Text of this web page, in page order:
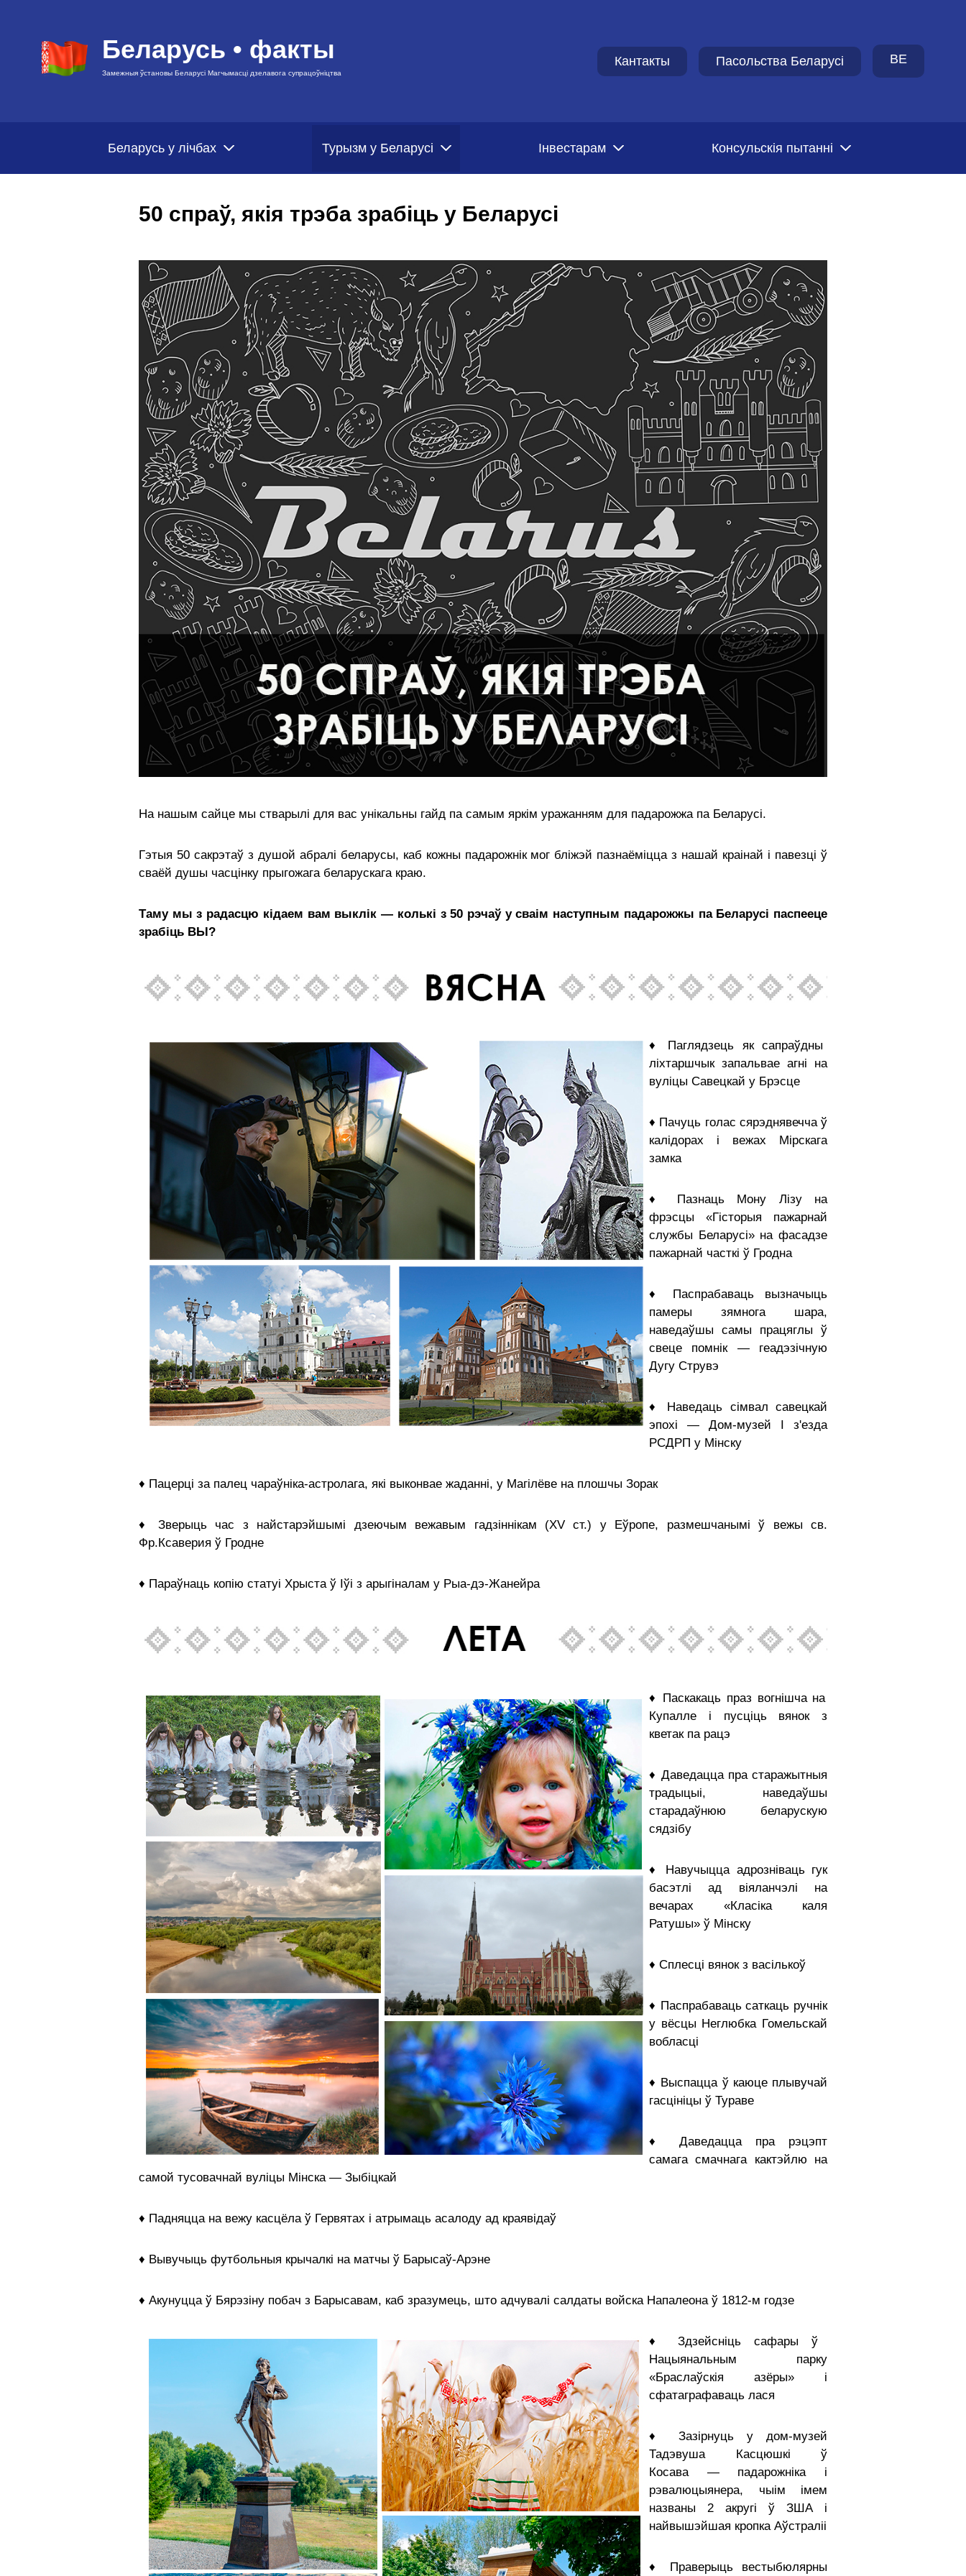
Беларусь • факты
Замежныя ўстановы Беларусі Магчымасці дзелавога супрацоўніцтва
Кантакты Пасольства Беларусi BE
Беларусь у лічбах Турызм у Беларусі Iнвестарам Консульскія пытанні
50 спраў, якія трэба зрабіць у Беларусі
На нашым сайце мы стварылі для вас унікальны гайд па самым яркім уражанням для падарожжа па Беларусі.
Гэтыя 50 сакрэтаў з душой абралі беларусы, каб кожны падарожнік мог бліжэй пазнаёміцца з нашай краінай і павезці ў
сваёй душы часцінку прыгожага беларускага краю.
Таму мы з радасцю кідаем вам выклік — колькі з 50 рэчаў у сваім наступным падарожжы па Беларусі паспееце
зрабіць ВЫ?
♦ Паглядзець як сапраўдны
ліхтаршчык запальвае агні на
вуліцы Савецкай у Брэсце
♦ Пачуць голас сярэднявечча ў
калідорах і вежах Мірскага
замка
♦ Пазнаць Мону Лізу на
фрэсцы «Гісторыя пажарнай
службы Беларусі» на фасадзе
пажарнай часткі ў Гродна
♦ Паспрабаваць вызначыць
памеры зямнога шара,
наведаўшы самы працяглы ў
свеце помнік — геадэзічную
Дугу Струвэ
♦ Наведаць сімвал савецкай
эпохі — Дом-музей I з'езда
РСДРП у Мінску
♦ Пацерці за палец чараўніка-астролага, які выконвае жаданні, у Магілёве на плошчы Зорак
♦ Зверыць час з найстарэйшымі дзеючым вежавым гадзіннiкам (XV ст.) у Еўропе, размешчанымі ў вежы св.
Фр.Ксаверия ў Гродне
♦ Параўнаць копію статуі Хрыста ў Іўі з арыгіналам у Рыа-дэ-Жанейра
♦ Паскакаць праз вогнішча на
Купалле і пусціць вянок з
кветак па рацэ
♦ Даведацца пра старажытныя
традыцыі, наведаўшы
старадаўнюю беларускую
сядзібу
♦ Навучыцца адрозніваць гук
басэтлі ад віяланчэлі на
вечарах «Класіка каля
Ратушы» ў Мінску
♦ Сплесці вянок з васількоў
♦ Паспрабаваць саткаць ручнік
у вёсцы Неглюбка Гомельскай
вобласці
♦ Выспацца ў каюце плывучай
гасцініцы ў Тураве
♦ Даведацца пра рэцэпт
самага смачнага кактэйлю на
самой тусовачнай вуліцы Мінска — Зыбіцкай
♦ Падняцца на вежу касцёла ў Гервятах і атрымаць асалоду ад краявідаў
♦ Вывучыць футбольныя крычалкі на матчы ў Барысаў-Арэне
♦ Акунуцца ў Бярэзіну побач з Барысавам, каб зразумець, што адчувалі салдаты войска Напалеона ў 1812-м годзе
♦ Здзейсніць сафары ў
Нацыянальным парку
«Браслаўскія азёры» і
сфатаграфаваць лася
♦ Зазірнуць у дом-музей
Тадэвуша Касцюшкі ў
Косава — падарожніка і
рэвалюцыянера, чыім імем
названы 2 акругі ў ЗША і
найвышэйшая кропка Аўстраліі
♦ Праверыць вестыбюлярны